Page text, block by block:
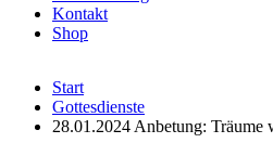
Kontakt
Shop
Start
Gottesdienste
28.01.2024 Anbetung: Träume